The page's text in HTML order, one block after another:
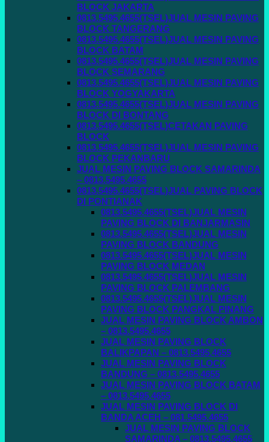
BLOCK JAKARTA
0813.5495.4655(TSEL)JUAL MESIN PAVING
BLOCK TANGERANG
0813.5495.4655(TSEL)JUAL MESIN PAVING
BLOCK BATAM
0813.5495.4655(TSEL)JUAL MESIN PAVING
BLOCK SEMARANG
0813.5495.4655(TSEL)JUAL MESIN PAVING
BLOCK YOGYAKARTA
0813.5495.4655(TSEL)JUAL MESIN PAVING
BLOCK DI BONTANG
0813.5495.4655(TSEL)CETAKAN PAVING
BLOCK
0813.5495.4655(TSEL)JUAL MESIN PAVING
BLOCK PEKANBARU
JUAL MESIN PAVING BLOCK SAMARINDA
– 0813.5495.4655
0813.5495.4655(TSEL)JUAL PAVING BLOCK
DI PONTIANAK
0813.5495.4655(TSEL)JUAL MESIN
PAVING BLOCK DI BANJARMASIN
0813.5495.4655(TSEL)JUAL MESIN
PAVING BLOCK BANDUNG
0813.5495.4655(TSEL)JUAL MESIN
PAVING BLOCK MEDAN
0813.5495.4655(TSEL)JUAL MESIN
PAVING BLOCK PALEMBANG
0813.5495.4655(TSEL)JUAL MESIN
PAVING BLOCK PANGKAL PINANG
JUAL MESIN PAVING BLOCK AMBON
– 0813.5495.4655
JUAL MESIN PAVING BLOCK
BALIKPAPAN – 0813.5495.4655
JUAL MESIN PAVING BLOCK
BANDUNG – 0813.5495.4655
JUAL MESIN PAVING BLOCK BATAM
– 0813.5495.4655
JUAL MESIN PAVING BLOCK DI
BANDA ACEH – 081.5495.4655
JUAL MESIN PAVING BLOCK
SAMARINDA – 0813.5495.4655